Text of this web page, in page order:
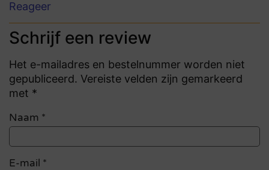
Reageer
Schrijf een review
Het e-mailadres en bestelnummer worden niet
gepubliceerd. Vereiste velden zijn gemarkeerd
met *
Naam *
E-mail *